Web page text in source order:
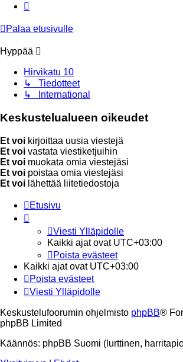
Palaa etusivulle
Hyppää
Hirvikatu 10
↳ Tiedotteet
↳ International
Keskustelualueen oikeudet
Et voi kirjoittaa uusia viestejä
Et voi vastata viestiketjuihin
Et voi muokata omia viestejäsi
Et voi poistaa omia viestejäsi
Et voi lähettää liitetiedostoja
Etusivu
Viesti Ylläpidolle
Kaikki ajat ovat UTC+03:00
Poista evästeet
Kaikki ajat ovat UTC+03:00
Poista evästeet
Viesti Ylläpidolle
Keskustelufoorumin ohjelmisto phpBB®
phpBB Limited
Käännös: phpBB Suomi (lurttinen,